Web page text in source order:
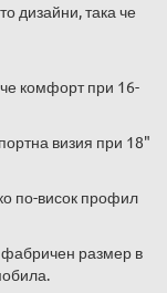
дизайни, така че
комфорт при 16-
визия при 18"
по-висок профил
размер в